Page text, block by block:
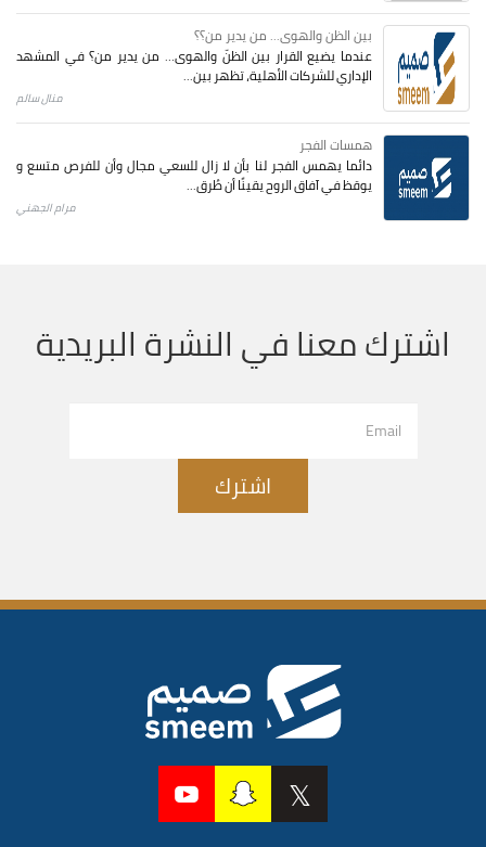
بين الظن والهوى... من يدير من؟؟
عندما يضيع القرار بين الظنّ والهوى… من يدير من؟ في المشهد
الإداري للشركات الأهلية، تظهر بين...
منال سالم
همسات الفجر
دائما يهمس الفجر لنا بأن لا زال للسعي مجال وأن للفرص متسع و
يوقظ في آفاق الروح يقينًا أن طُرق...
مرام الجهني
اشترك معنا في النشرة البريدية
اشترك